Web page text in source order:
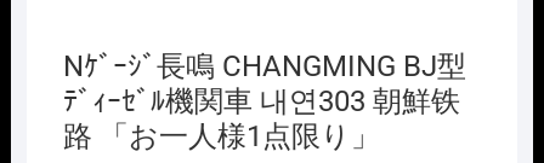
Nｹﾞｰｼﾞ長鳴 CHANGMING BJ型
ﾃﾞｨｰｾﾞﾙ機関車 내연303 朝鮮铁
路 「お一人様1点限り」